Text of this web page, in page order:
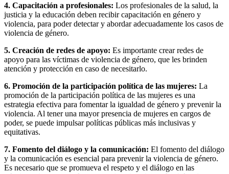
4. Capacitación a profesionales: Los profesionales de la salud, la
justicia y la educación deben recibir capacitación en género y
violencia, para poder detectar y abordar adecuadamente los casos de
violencia de género.
5. Creación de redes de apoyo: Es importante crear redes de
apoyo para las víctimas de violencia de género, que les brinden
atención y protección en caso de necesitarlo.
6. Promoción de la participación política de las mujeres: La
promoción de la participación política de las mujeres es una
estrategia efectiva para fomentar la igualdad de género y prevenir la
violencia. Al tener una mayor presencia de mujeres en cargos de
poder, se puede impulsar políticas públicas más inclusivas y
equitativas.
7. Fomento del diálogo y la comunicación: El fomento del diálogo
y la comunicación es esencial para prevenir la violencia de género.
Es necesario que se promueva el respeto y el diálogo en las